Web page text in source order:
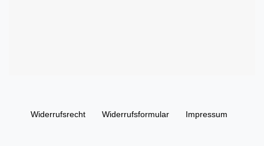
Widerrufs­recht Widerrufs­formular Impressum